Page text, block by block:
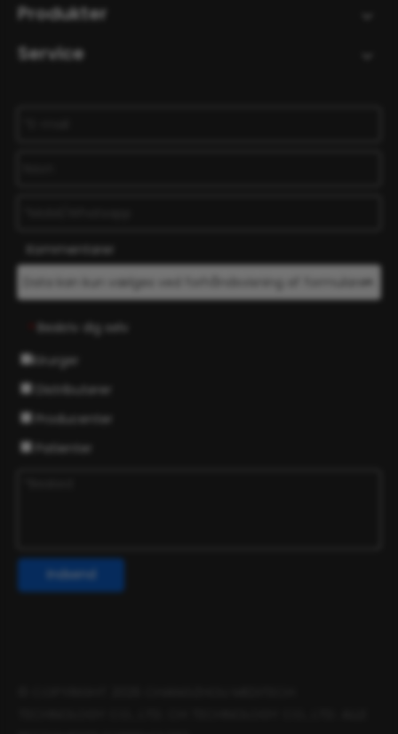
Produkter
Service
Kommentarer
Beskriv dig selv
Kirurger
Distributører
Producenter
Patienter
Indsend